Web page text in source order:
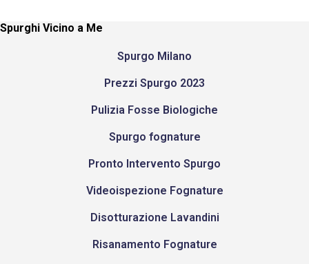
Spurghi Vicino a Me
Spurgo Milano
Prezzi Spurgo 2023
Pulizia Fosse Biologiche
Spurgo fognature
Pronto Intervento Spurgo
Videoispezione Fognature
Disotturazione Lavandini
Risanamento Fognature